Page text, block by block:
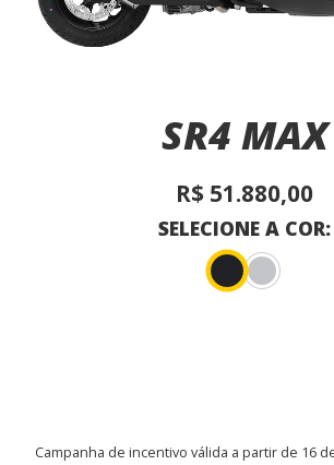
SR4 MAX
R$ 51.880,00
SELECIONE A COR:
Campanha de incentivo válida a partir de 16